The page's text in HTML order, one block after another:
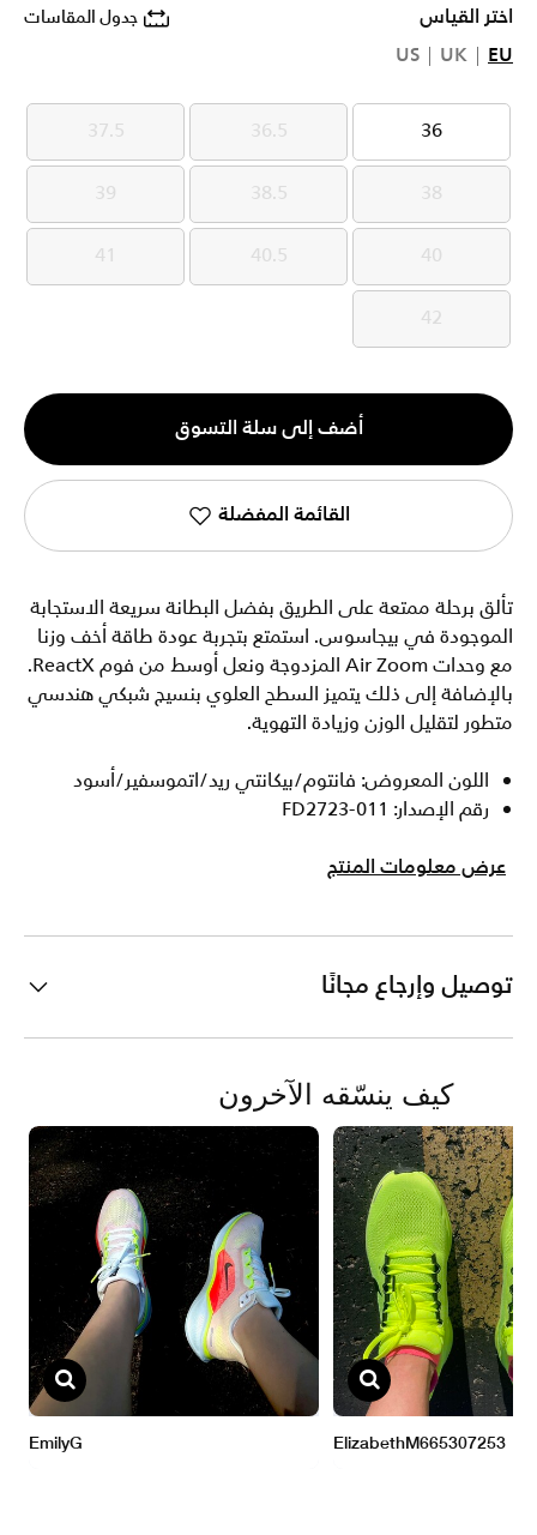
اختر القياس جدول المقاسات
EU
UK
US
36
36
36.5
36.5
37.5
37.5
38
38
38.5
38.5
39
39
40
40
40.5
40.5
41
41
42
42
الكمية
1
أضف إلى سلة التسوق
القائمة المفضلة
تألق برحلة ممتعة على الطريق بفضل البطانة سريعة الاستجابة
الموجودة في بيجاسوس. استمتع بتجربة عودة طاقة أخف وزنا
مع وحدات Air Zoom المزدوجة ونعل أوسط من فوم ReactX.
بالإضافة إلى ذلك يتميز السطح العلوي بنسيج شبكي هندسي
متطور لتقليل الوزن وزيادة التهوية.
اللون المعروض: فانتوم/بيكانتي ريد/اتموسفير/أسود
رقم الإصدار: FD2723-011
عرض معلومات المنتج
توصيل وإرجاع مجانًا